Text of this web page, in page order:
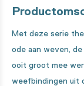
Met deze serie
ode aan weven,
ooit groot mee
weefbindingen uit